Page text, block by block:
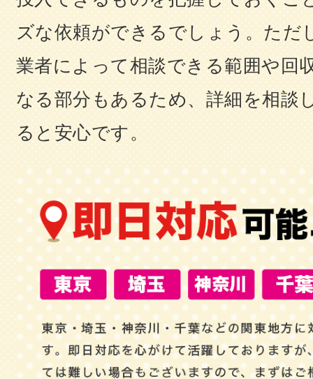
ズな依頼ができるでしょう。ただ
業者によって相談できる範囲や回
なる部分もあるため、詳細を相談
ると安心です。